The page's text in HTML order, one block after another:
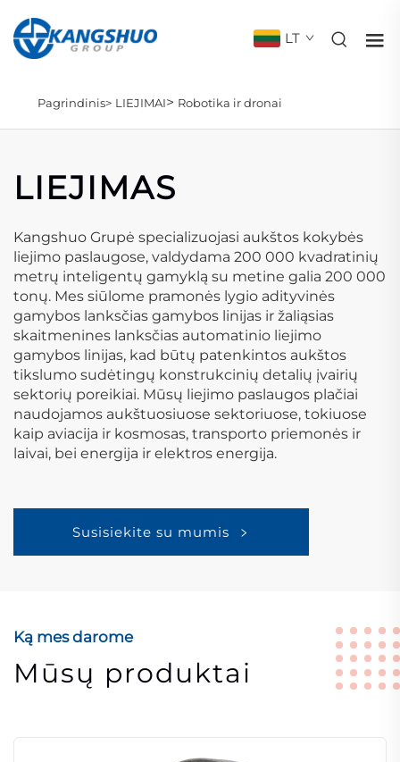
LT
Pagrindinis> LIEJIMAI> Robotika ir dronai
LIEJIMAS
Kangshuo Grupė specializuojasi aukštos kokybės
liejimo paslaugose, valdydama 200 000 kvadratinių
metrų inteligentų gamyklą su metine galia 200 000
tonų. Mes siūlome pramonės lygio adityvinės
gamybos lanksčias gamybos linijas ir žaliąsias
skaitmenines lanksčias automatinio liejimo
gamybos linijas, kad būtų patenkintos aukštos
tikslumo sudėtingų konstrukcinių detalių įvairių
sektorių poreikiai. Mūsų liejimo paslaugos plačiai
naudojamos aukštuosiuose sektoriuose, tokiuose
kaip aviacija ir kosmosas, transporto priemonės ir
laivai, bei energija ir elektros energija.
Susisiekite su mumis
Ką mes darome
Mūsų produktai